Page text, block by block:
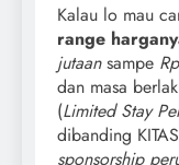
Kalau lo mau
range
jutaansampe
dan masa
(Limited Stay
dibanding
sponsorship